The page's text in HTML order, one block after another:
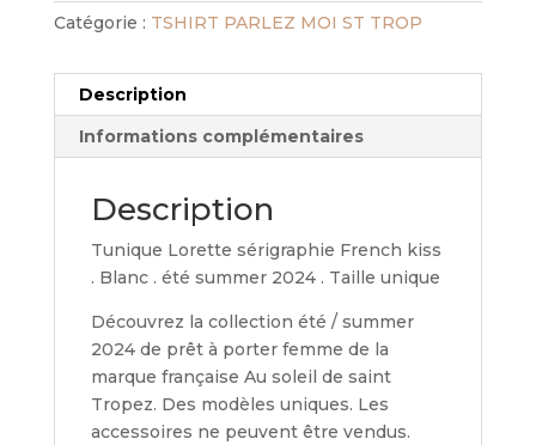
Catégorie : TSHIRT PARLEZ MOI ST TROP
Description
Informations complémentaires
Description
Tunique Lorette sérigraphie French kiss
. Blanc . été summer 2024 . Taille unique
Découvrez la collection été / summer
2024 de prêt à porter femme de la
marque française Au soleil de saint
Tropez. Des modèles uniques. Les
accessoires ne peuvent être vendus.